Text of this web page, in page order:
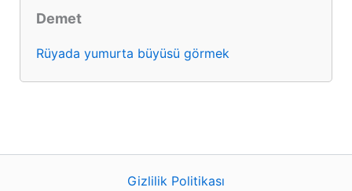
Demet
Rüyada yumurta büyüsü görmek
Gizlilik Politikası